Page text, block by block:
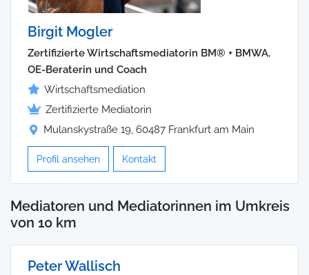
Birgit Mogler
Zertifizierte Wirtschaftsmediatorin BM® + BMWA,
OE-Beraterin und Coach
Wirtschaftsmediation
Zertifizierte Mediatorin
Mulanskystraße 19, 60487 Frankfurt am Main
Profil ansehen Kontakt
Mediatoren und Mediatorinnen im Umkreis
von 10 km
Peter Wallisch